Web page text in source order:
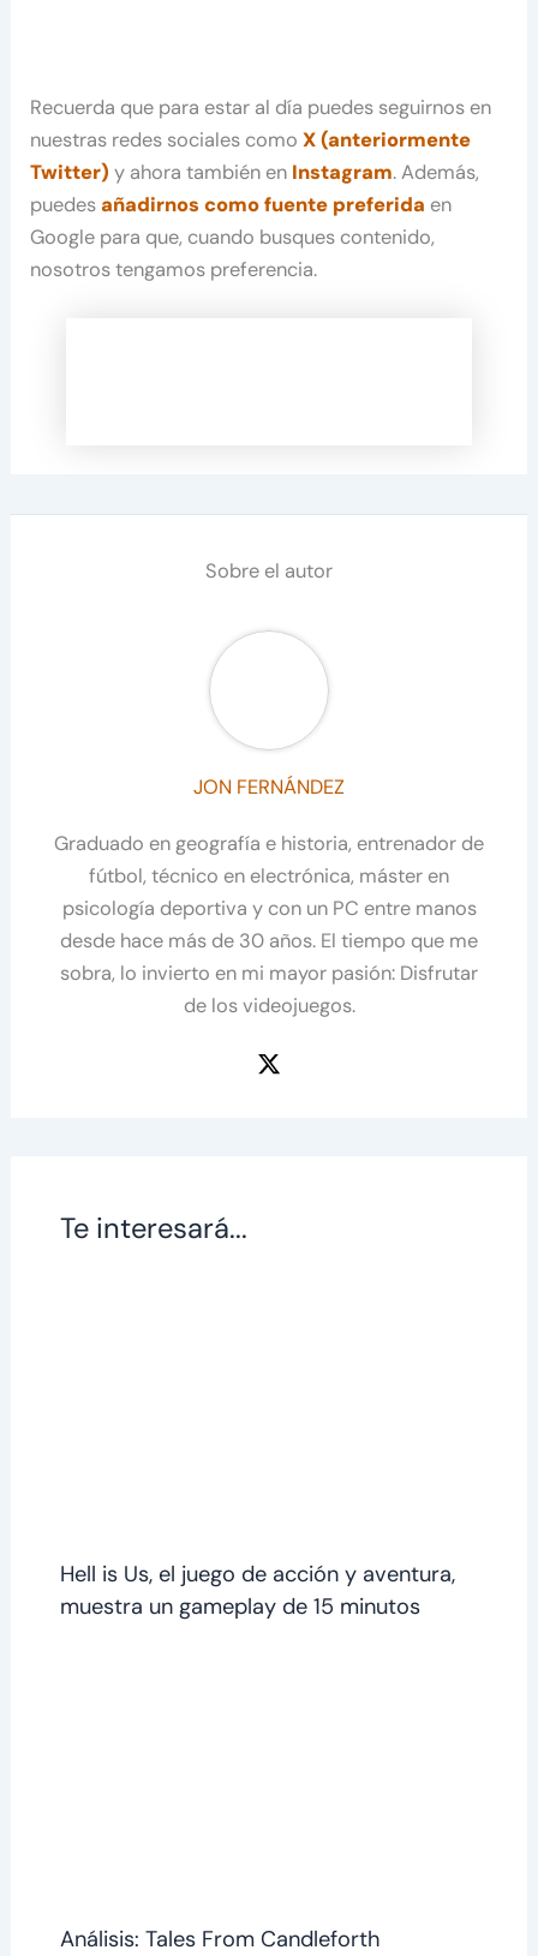
Recuerda que para estar al día puedes seguirnos en
nuestras redes sociales comoX (anteriormente
Twitter) y ahora también en Instagram. Además,
puedesañadirnos como fuente preferida en
Google para que, cuando busques contenido,
nosotros tengamos preferencia.
Sobre el autor
JON FERNÁNDEZ
Graduado en geografía e historia, entrenador de
fútbol, técnico en electrónica, máster en
psicología deportiva y con un PC entre manos
desde hace más de 30 años. El tiempo que me
sobra, lo invierto en mi mayor pasión: Disfrutar
de los videojuegos.
Te interesará...
Hell is Us, el juego de acción y aventura,
muestra un gameplay de 15 minutos
Análisis: Tales From Candleforth